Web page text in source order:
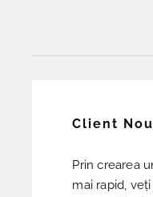
Client Nou
Prin crearea
mai rapid,